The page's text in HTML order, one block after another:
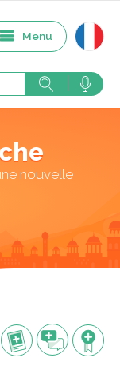
Menu
nouvelle